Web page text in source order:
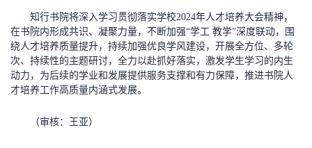
知行书院将深入学习贯彻落实学校2024年人才培养大会精神，
在书院内形成共识、凝聚力量，不断加强“学工 教学”深度联动，围
绕人才培养质量提升，持续加强优良学风建设，开展全方位、多轮
次、持续性的主题研讨，全力以赴抓好落实，激发学生学习的内生
动力，为后续的学业和发展提供服务支撑和有力保障，推进书院人
才培养工作高质量内涵式发展。
（审核：王亚）